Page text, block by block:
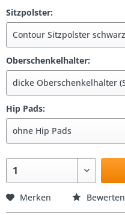
Sitzpolster:
Oberschenkelhalter:
Hip Pads:
Merken Bewerten